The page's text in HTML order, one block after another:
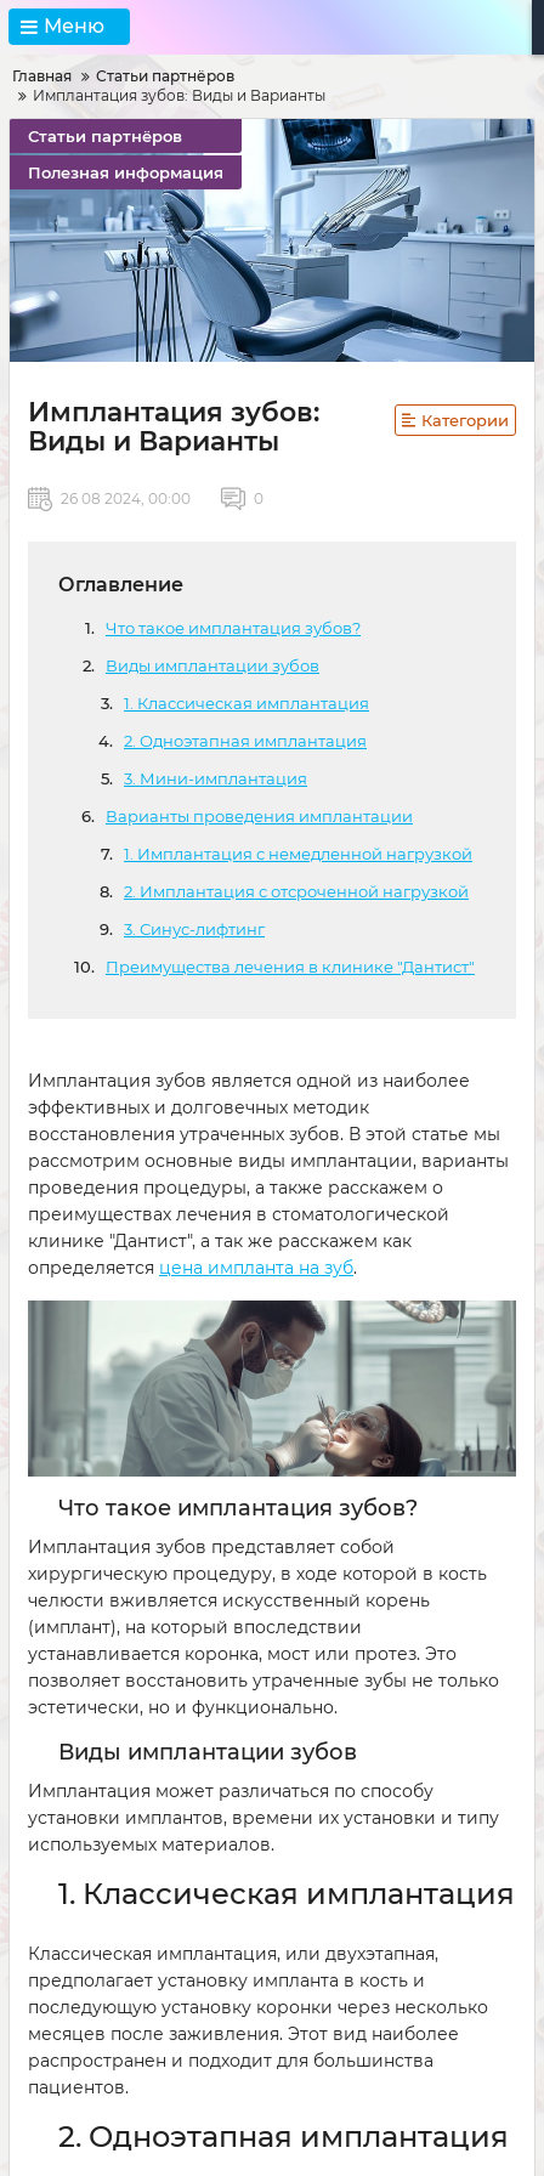
Меню
Главная
Статьи партнёров
Имплантация зубов: Виды и Варианты
Статьи партнёров
Полезная информация
Имплантация зубов:
Виды и Варианты
Категории
26 08 2024, 00:00 0
Оглавление
Что такое имплантация зубов?
Виды имплантации зубов
1. Классическая имплантация
2. Одноэтапная имплантация
3. Мини-имплантация
Варианты проведения имплантации
1. Имплантация с немедленной нагрузкой
2. Имплантация с отсроченной нагрузкой
3. Синус-лифтинг
Преимущества лечения в клинике "Дантист"
Имплантация зубов является одной из наиболее
эффективных и долговечных методик
восстановления утраченных зубов. В этой статье мы
рассмотрим основные виды имплантации, варианты
проведения процедуры, а также расскажем о
преимуществах лечения в стоматологической
клинике "Дантист", а так же расскажем как
определяется цена импланта на зуб.
Что такое имплантация зубов?
Имплантация зубов представляет собой
хирургическую процедуру, в ходе которой в кость
челюсти вживляется искусственный корень
(имплант), на который впоследствии
устанавливается коронка, мост или протез. Это
позволяет восстановить утраченные зубы не только
эстетически, но и функционально.
Виды имплантации зубов
Имплантация может различаться по способу
установки имплантов, времени их установки и типу
используемых материалов.
1. Классическая имплантация
Классическая имплантация, или двухэтапная,
предполагает установку импланта в кость и
последующую установку коронки через несколько
месяцев после заживления. Этот вид наиболее
распространен и подходит для большинства
пациентов.
2. Одноэтапная имплантация